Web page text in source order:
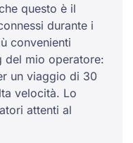
questo è il
durante i
convenienti
del mio operatore:
un viaggio di 30
velocità. Lo
attenti al